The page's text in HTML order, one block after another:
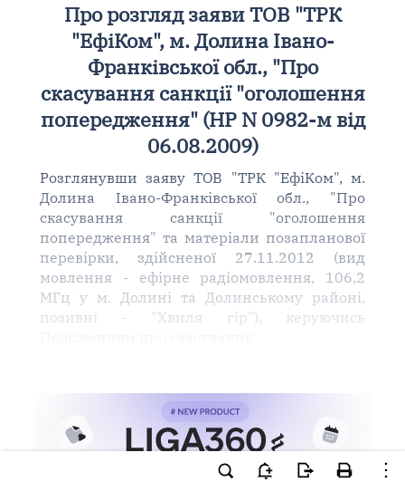
Про розгляд заяви ТОВ "ТРК
"ЕфіКом", м. Долина Івано-
Франківської обл., "Про
скасування санкції "оголошення
попередження" (НР N 0982-м від
06.08.2009)
Розглянувши заяву ТОВ "ТРК "ЕфіКом", м.
Долина Івано-Франківської обл., "Про
скасування санкції "оголошення
попередження" та матеріали позапланової
перевірки, здійсненої 27.11.2012 (вид
мовлення - ефірне радіомовлення, 106,2
МГц у м. Долині та Долинському районі,
позивні - "Хвиля гір"), керуючись